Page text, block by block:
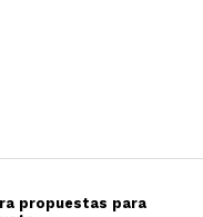
propuestas para